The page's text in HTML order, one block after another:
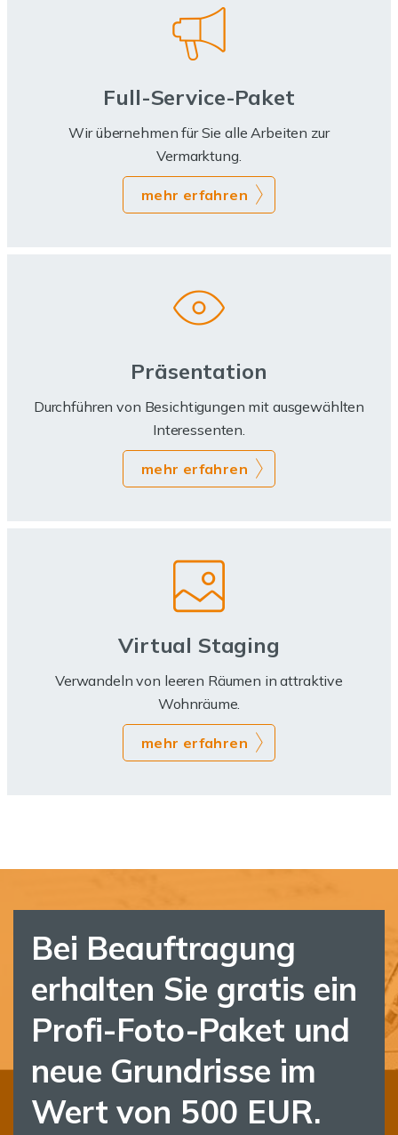
Full-Service-Paket
Wir übernehmen für Sie alle Arbeiten zur
Vermarktung.
mehr erfahren
Präsentation
Durchführen von Besichtigungen mit ausgewählten
Interessenten.
mehr erfahren
Virtual Staging
Verwandeln von leeren Räumen in attraktive
Wohnräume.
mehr erfahren
Bei Beauftragung
erhalten Sie gratis ein
Profi-Foto-Paket und
neue Grundrisse im
Wert von 500 EUR.